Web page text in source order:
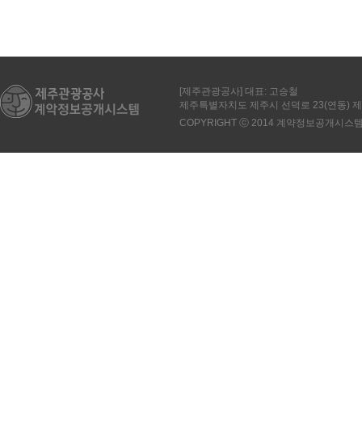
[제주관광공사] 대표: 고승철
제주특별자치도 제주시 선덕로 23(연동)
COPYRIGHT ⓒ 2014 계약정보공개시스